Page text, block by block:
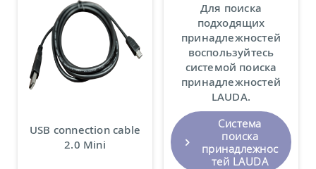
USB connection cable
2.0 Mini
Для поиска
подходящих
принадлежностей
воспользуйтесь
системой поиска
принадлежностей
LAUDA.
Система
поиска
принадлежнос
тей LAUDA